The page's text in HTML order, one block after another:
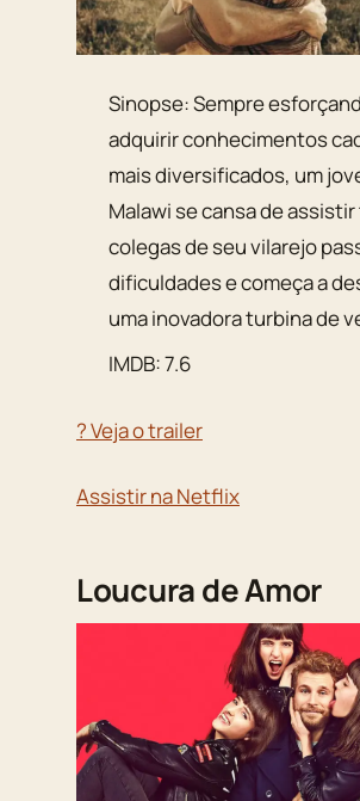
Sinopse: Sempre
adquirir conhecimentos
mais diversificados, um
Malawi se cansa de
colegas de seu vilarejo
dificuldades e começa a
uma inovadora turbina de
IMDB: 7.6
? Veja o trailer
Assistir na Netflix
Loucura de Amor